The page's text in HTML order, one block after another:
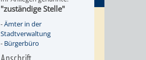
"zuständige Stelle"
-Ämter in der
Stadtverwaltung
- Bürgerbüro